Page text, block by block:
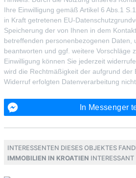
Ihre Einwilligung gemäß Artikel 6 Abs.1
in Kraft getretenen EU-
Speicherung der von Ihnen in dem
betreffenden personenbezogenen Daten,
beantworten und ggf. weitere Vorschläge
Einwilligung können Sie jederzeit
wird die Rechtmäßigkeit der aufgrund der
Widerruf erfolgten Datenverarbeitung
In Messenger
Interessenten dieses Objektes
Immobilien in Kroatien interessant